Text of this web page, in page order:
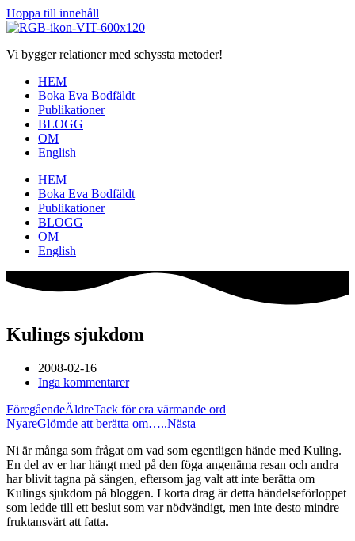
Hoppa till innehåll
Vi bygger relationer med schyssta metoder!
HEM
Boka Eva Bodfäldt
Publikationer
BLOGG
OM
English
HEM
Boka Eva Bodfäldt
Publikationer
BLOGG
OM
English
Kulings sjukdom
2008-02-16
Inga kommentarer
FöregåendeÄldreTack för era värmande ord
NyareGlömde att berätta om…..Nästa
Ni är många som frågat om vad som egentligen hände med Kuling.
En del av er har hängt med på den föga angenäma resan och andra
har blivit tagna på sängen, eftersom jag valt att inte berätta om
Kulings sjukdom på bloggen. I korta drag är detta händelseförloppet
som ledde till ett beslut som var nödvändigt, men inte desto mindre
fruktansvärt att fatta.